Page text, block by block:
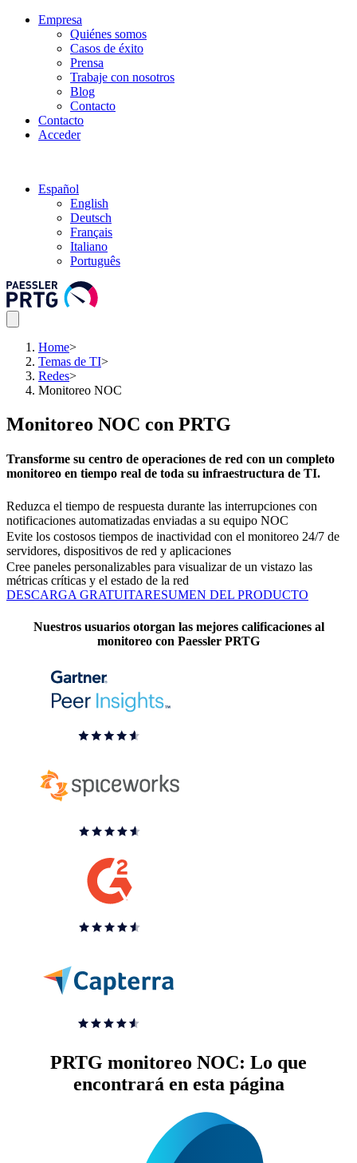
Empresa
Quiénes somos
Casos de éxito
Prensa
Trabaje con nosotros
Blog
Contacto
Contacto
Acceder
Español
English
Deutsch
Français
Italiano
Português
Home>
Temas de TI>
Redes>
Monitoreo NOC
Monitoreo NOC con PRTG
Transforme su centro de operaciones de red con un completo
monitoreo en tiempo real de toda su infraestructura de TI.
Reduzca el tiempo de respuesta durante las interrupciones con
notificaciones automatizadas enviadas a su equipo NOC
Evite los costosos tiempos de inactividad con el monitoreo 24/7 de
servidores, dispositivos de red y aplicaciones
Cree paneles personalizables para visualizar de un vistazo las
métricas críticas y el estado de la red
DESCARGA GRATUITARESUMEN DEL PRODUCTO
Nuestros usuarios otorgan las mejores calificaciones al
monitoreo con Paessler PRTG
PRTG monitoreo NOC: Lo que
encontrará en esta página